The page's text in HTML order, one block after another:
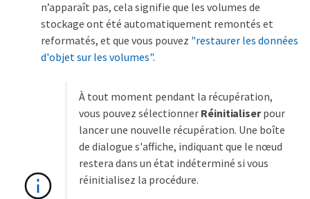
n’apparaît pas, cela signifie que les volumes de
stockage ont été automatiquement remontés et
reformatés, et que vous pouvez "restaurer les données
d'objet sur les volumes".
À tout moment pendant la récupération,
vous pouvez sélectionner Réinitialiserpour
lancer une nouvelle récupération. Une boîte
de dialogue s'affiche, indiquant que le nœud
restera dans un état indéterminé si vous
réinitialisez la procédure.